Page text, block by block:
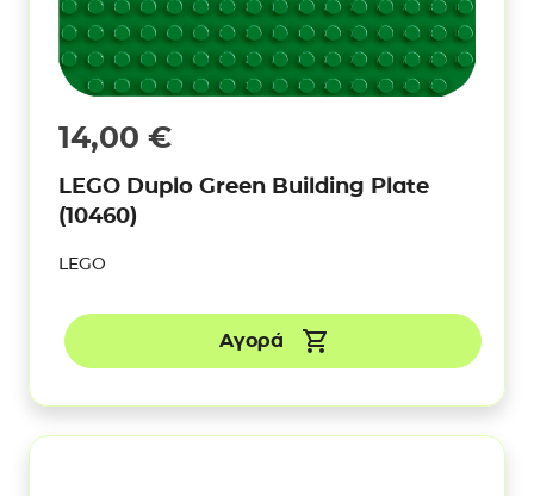
14,00 €
LEGO Duplo Green Building Plate
(10460)
LEGO
Αγορά